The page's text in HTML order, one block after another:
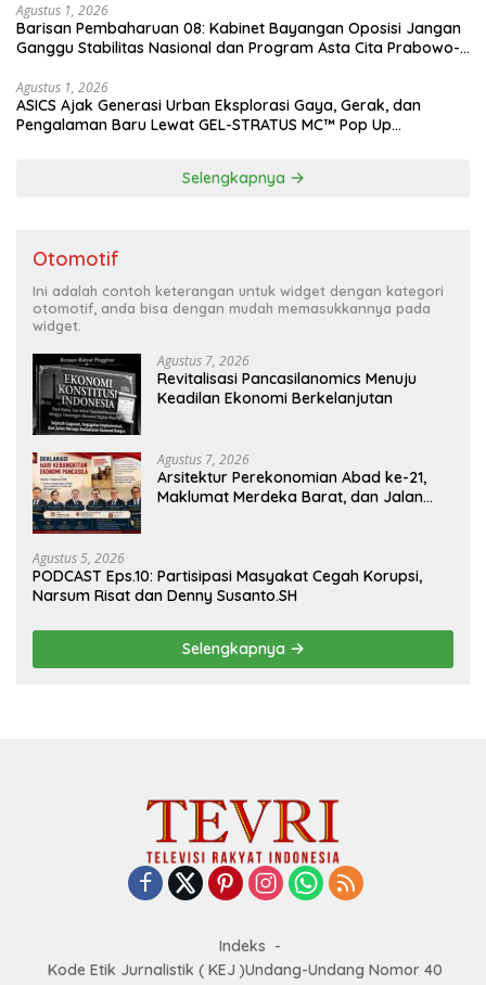
Agustus 1, 2026
Barisan Pembaharuan 08: Kabinet Bayangan Oposisi Jangan
Ganggu Stabilitas Nasional dan Program Asta Cita Prabowo-
Agustus 1, 2026
ASICS Ajak Generasi Urban Eksplorasi Gaya, Gerak, dan
Pengalaman Baru Lewat GEL-STRATUS MC™ Pop Up
Selengkapnya
Otomotif
Ini adalah contoh keterangan untuk widget dengan kategori
otomotif, anda bisa dengan mudah memasukkannya pada
widget.
Agustus 7, 2026
Revitalisasi Pancasilanomics Menuju
Keadilan Ekonomi Berkelanjutan
Agustus 7, 2026
Arsitektur Perekonomian Abad ke-21,
Maklumat Merdeka Barat, dan Jalan
Agustus 5, 2026
PODCAST Eps.10: Partisipasi Masyakat Cegah Korupsi,
Narsum Risat dan Denny Susanto.SH
Selengkapnya
Indeks
Kode Etik Jurnalistik ( KEJ )Undang-Undang Nomor 40